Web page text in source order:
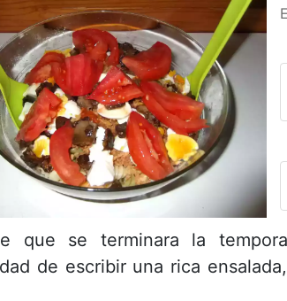
que se terminara la
de escribir una rica